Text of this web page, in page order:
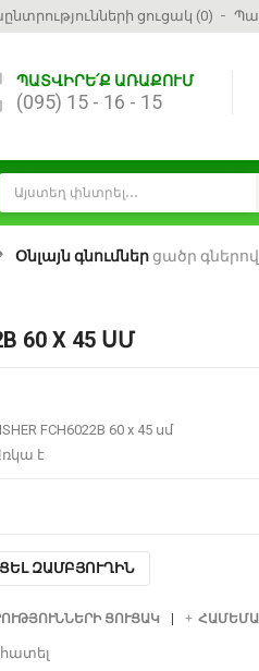
ցուցակ (0)
ՊԱՏՎԻՐԵ՛Ք ԱՌԱՔՈՒՄ
(095) 15 - 16 - 15
Օնլայն գնումներցածր գներով
60 X 45 ՍՄ
FCH6022B 60 x 45 սմ
է
ԶԱՄԲՅՈՒՂԻՆ
ՑՈՒՑԱԿ